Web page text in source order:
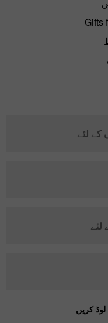
Gifts
کے لئے
کریں